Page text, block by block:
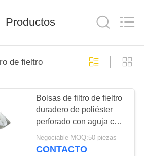
de filtro para
de polvo
115
Productos
de fieltro
Bolsas de filtro de fieltro
duradero de poliéster
perforado con aguja con
fondo reforzado para
sistemas industriales de
Negociable MOQ:50 piezas
CONTACTO